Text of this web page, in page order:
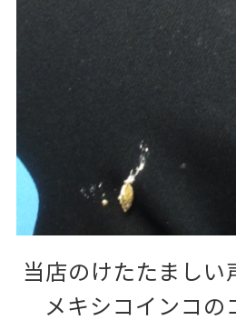
当店のけたたましい
メキシコインコの